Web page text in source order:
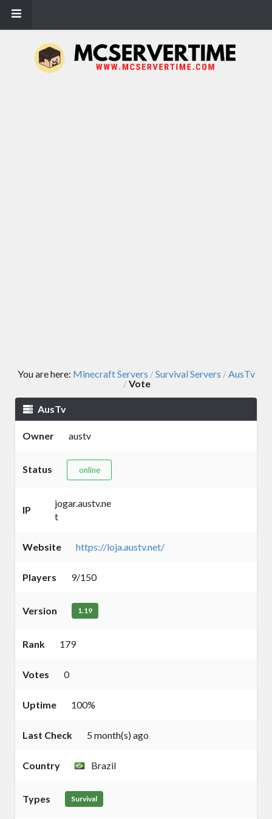
You are here: Minecraft Servers /Survival Servers /AusTv
/Vote
AusTv
Owner austv
Status online
IP
jogar.austv.ne
t
Website https://loja.austv.net/
Players 9/150
Version 1.19
Rank 179
Votes 0
Uptime 100%
Last Check 5 month(s) ago
Country Brazil
Types Survival